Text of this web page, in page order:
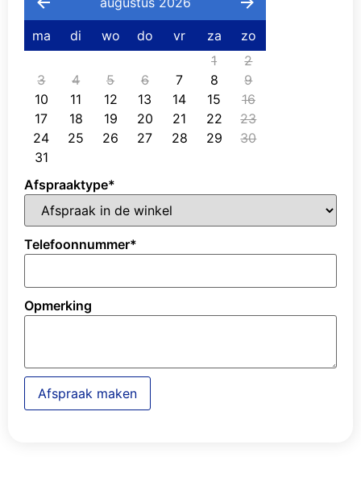
ma di wo do vr za
zo
1
2
3
4 5 6 7 8
9
10
11 12 13 14 15
16
17
18 19 20 21 22
23
24
25 26 27 28 29
30
31
Afspraaktype*
Telefoonnummer*
Opmerking
Afspraak maken